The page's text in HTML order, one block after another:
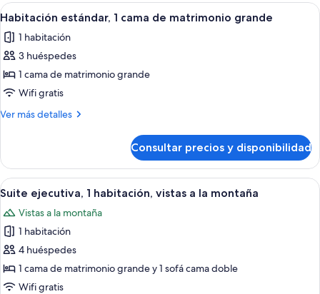
habitación
Abrir
todas
las
fotos
de
Habitación
estándar,
de
matrimonio
grande
Habitación de hotel con una cama
8
Habitación estándar, 1 cama de matrimonio grande
1 habitación
3 huéspedes
1 cama de matrimonio grande
Wifi gratis
Ver más detalles
Más
estándar,
cama
matrimonio
grande
Consultar precios y disponibilidad
Abrir
todas
las
fotos
de
Suite
ejecutiva,
Habitación de hotel con una mesa
7
Suite ejecutiva, 1 habitación, vistas a la montaña
Vistas a la montaña
1 habitación
4 huéspedes
1 cama de matrimonio grande y 1 sofá cama doble
Wifi gratis